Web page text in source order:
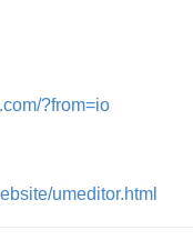
?from=io
umeditor.html